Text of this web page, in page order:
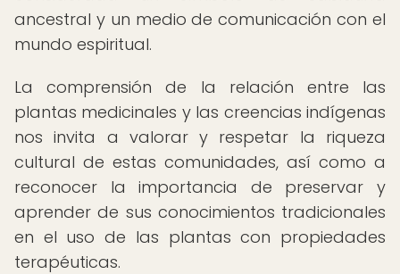
ancestral y un medio de comunicación con el
mundo espiritual.
La comprensión de la relación entre las
plantas medicinales y las creencias indígenas
nos invita a valorar y respetar la riqueza
cultural de estas comunidades, así como a
reconocer la importancia de preservar y
aprender de sus conocimientos tradicionales
en el uso de las plantas con propiedades
terapéuticas.